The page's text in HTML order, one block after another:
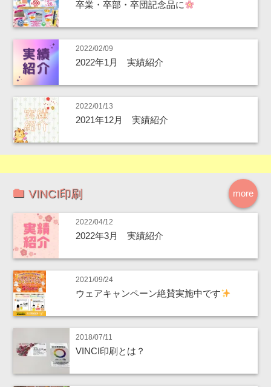
卒業・卒部・卒団記念品に
2022/02/09
2022年1月 実績紹介
2022/01/13
2021年12月 実績紹介
more
VINCI印刷
2022/04/12
2022年3月 実績紹介
2021/09/24
ウェアキャンペーン絶賛実施中です
2018/07/11
VINCI印刷とは？